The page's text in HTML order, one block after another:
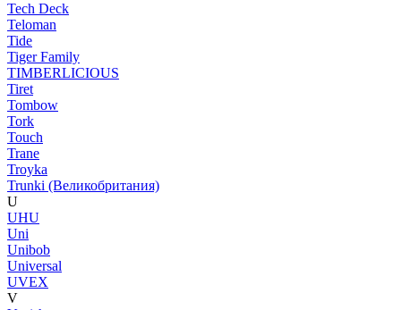
Tech Deck
Teloman
Tide
Tiger Family
TIMBERLICIOUS
Tiret
Tombow
Tork
Touch
Trane
Troyka
Trunki (Великобритания)
U
UHU
Uni
Unibob
Universal
UVEX
V